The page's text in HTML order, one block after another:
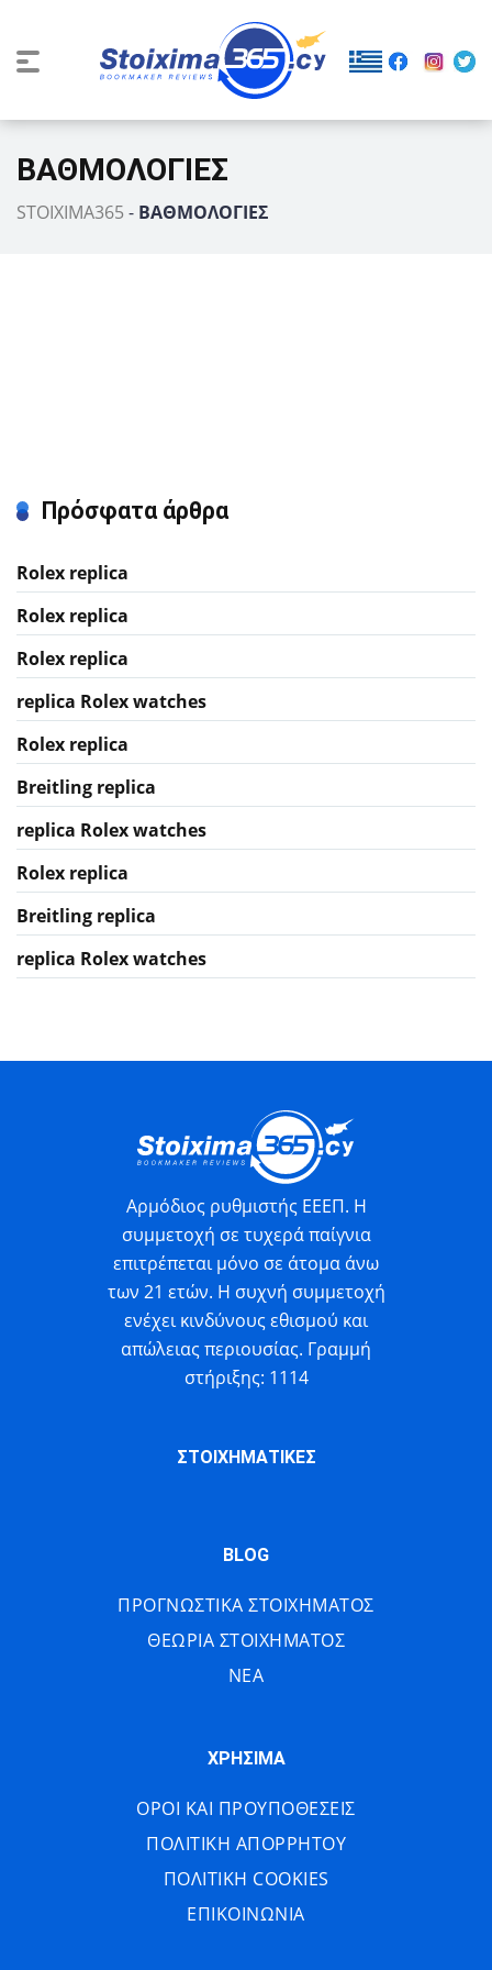
ΒΑΘΜΟΛΟΓΙΕΣ
STOIXIMA365- ΒΑΘΜΟΛΟΓΙΕΣ
Πρόσφατα άρθρα
Rolex replica
Rolex replica
Rolex replica
replica Rolex watches
Rolex replica
Breitling replica
replica Rolex watches
Rolex replica
Breitling replica
replica Rolex watches
Αρμόδιος ρυθμιστής ΕΕΕΠ. Η
συμμετοχή σε τυχερά παίγνια
επιτρέπεται μόνο σε άτομα άνω
των 21 ετών. Η συχνή συμμετοχή
ενέχει κινδύνους εθισμού και
απώλειας περιουσίας. Γραμμή
στήριξης: 1114
ΣΤΟΙΧΗΜΑΤΙΚΕΣ
BLOG
ΠΡΟΓΝΩΣΤΙΚΑ ΣΤΟΙΧΗΜΑΤΟΣ
ΘΕΩΡΙΑ ΣΤΟΙΧΗΜΑΤΟΣ
ΝΕΑ
ΧΡΗΣΙΜΑ
ΟΡΟΙ ΚΑΙ ΠΡΟΥΠΟΘΕΣΕΙΣ
ΠΟΛΙΤΙΚΗ ΑΠΟΡΡΗΤΟΥ
ΠΟΛΙΤΙΚΗ COOKIES
ΕΠΙΚΟΙΝΩΝΙΑ